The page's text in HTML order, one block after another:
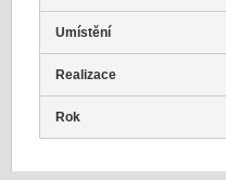
Umístění
Realizace
Rok